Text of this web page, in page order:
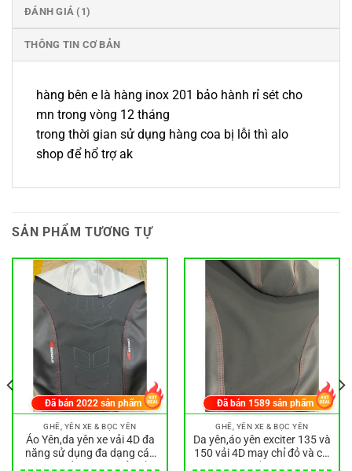
ĐÁNH GIÁ (1)
THÔNG TIN CƠ BẢN
hàng bên e là hàng inox 201 bảo hành rỉ sét cho
mn trong vòng 12 tháng
trong thời gian sử dụng hàng coa bị lỗi thì alo
shop để hổ trợ ak
SẢN PHẨM TƯƠNG TỰ
GHẾ, YÊN XE & BỌC YÊN
Áo Yên,da yên xe vải 4D đa
năng sử dụng đa dạng các
Đã bán 2022sản phẩm
GHẾ, YÊN XE & BỌC YÊN
Da yên,áo yên exciter 135 và
150 vải 4D may chỉ đỏ và chỉ
Đã bán 1589sản phẩm